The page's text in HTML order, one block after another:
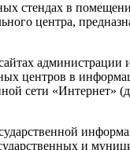
стендах в
центра,
администрации
центров в
сети «Интернет»
и